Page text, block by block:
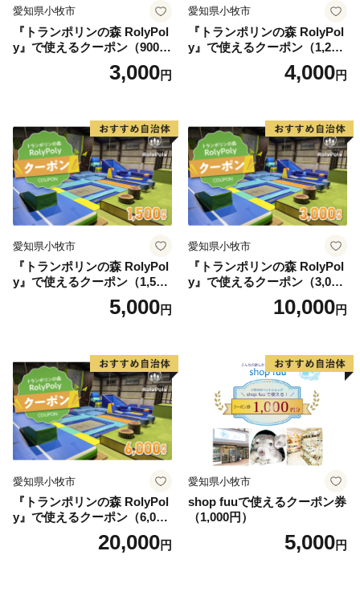
愛知県小牧市
『トランポリンの森 RolyPol
y』で使えるクーポン（900
3,000円
愛知県小牧市
『トランポリンの森 RolyPol
y』で使えるクーポン（1,200
4,000円
愛知県小牧市
『トランポリンの森 RolyPol
y』で使えるクーポン（1,500
5,000円
愛知県小牧市
『トランポリンの森 RolyPol
y』で使えるクーポン（3,000
10,000円
愛知県小牧市
『トランポリンの森 RolyPol
y』で使えるクーポン（6,000
20,000円
愛知県小牧市
shop fuuで使えるクーポン券
（1,000円）
5,000円